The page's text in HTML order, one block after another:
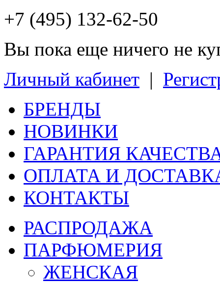
+7 (495) 132-62-50
Вы пока еще ничего не
Личный кабинет |
БРЕНДЫ
НОВИНКИ
ГАРАНТИЯ
ОПЛАТА И
КОНТАКТЫ
РАСПРОДАЖА
ПАРФЮМЕРИЯ
ЖЕНСКАЯ